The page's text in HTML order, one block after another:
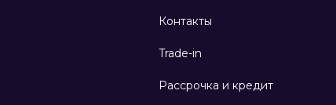
Контакты
Trade-in
Рассрочка и кредит